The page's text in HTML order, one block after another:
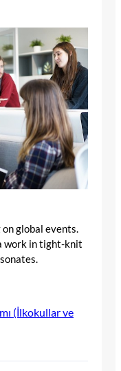
global events.
work in tight-knit
(İlkokullar ve